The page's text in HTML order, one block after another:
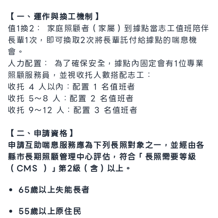
【一、運作與換工機制】
值1換2： 家庭照顧者（家屬）到據點當志工值班陪伴
長輩1次，即可換取2次將長輩託付給據點的喘息機
會。
人力配置： 為了確保安全，據點內固定會有1位專業
照顧服務員，並視收托人數搭配志工：
收托 4 人以內：配置 1 名值班者
收托 5～8 人：配置 2 名值班者
收托 9～12 人：配置 3 名值班者
【二、申請資格】
申請互助喘息服務應為下列長照對象之一，並經由各
縣市長期照顧管理中心評估，符合「長照需要等級
（CMS ）」第2級（含）以上。
65歲以上失能長者
55歲以上原住民